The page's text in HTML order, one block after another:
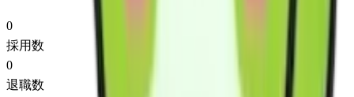
0
採用数
0
退職数